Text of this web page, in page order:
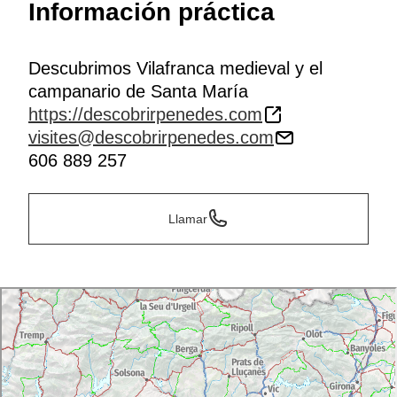
Información práctica
Descubrimos Vilafranca medieval y el
campanario de Santa María
https://descobrirpenedes.com
visites@descobrirpenedes.com
606 889 257
Llamar